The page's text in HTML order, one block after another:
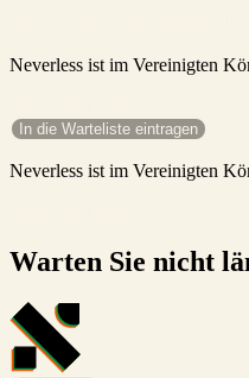
Neverless ist im Vereinigten
In die Warteliste eintragen
Neverless ist im Vereinigten
Warten Sie nicht